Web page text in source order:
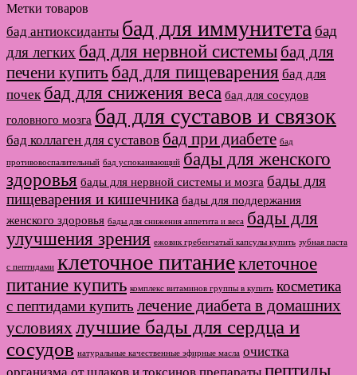
Метки товаров
бад антиоксиданты бад для иммунитета бад
для легких бад для нервной системы бад для
печени купить бад для пищеварения бад для
почек бад для снижения веса бад для сосудов
головного мозга бад для суставов и связок
бад коллаген для суставов бад при диабете бад
противовоспалительный бад успокаивающий бады для женского
здоровья бады для нервной системы и мозга бады для
пищеварения и кишечника бады для поддержания
женского здоровья бады для снижения аппетита и веса бады для
улучшения зрения ежовик гребенчатый капсулы купить зубная паста
с пептидами клеточное питаниеклеточное
питание купить комплекс витаминов группы в купить косметика
с пептидами купить лечение диабета в домашних
условиях лучшие бады для сердца и
сосудов натуральные качественные эфирные масла очистка
организма от шлаков и токсинов препараты пептиды